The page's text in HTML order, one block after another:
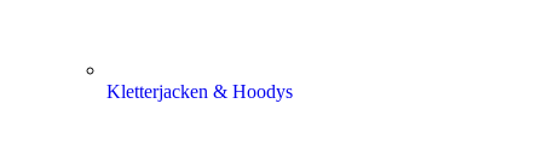
Kletterjacken & Hoodys